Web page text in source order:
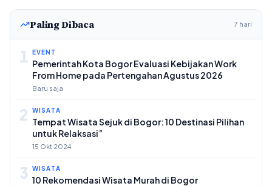
Paling Dibaca 7 hari
1 EVENT
Pemerintah Kota Bogor Evaluasi Kebijakan Work
From Home pada Pertengahan Agustus 2026
Baru saja
2 WISATA
Tempat Wisata Sejuk di Bogor: 10 Destinasi Pilihan
untuk Relaksasi”
15 Okt 2024
3 WISATA
10 Rekomendasi Wisata Murah di Bogor